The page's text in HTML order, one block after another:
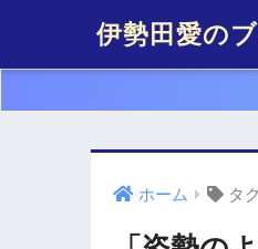
伊勢田愛の
ホーム タ